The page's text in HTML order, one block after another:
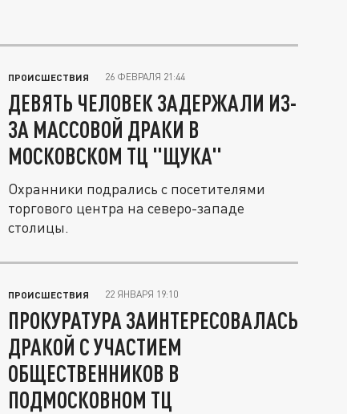
ПРОИСШЕСТВИЯ 26 ФЕВРАЛЯ 21:44
ДЕВЯТЬ ЧЕЛОВЕК ЗАДЕРЖАЛИ ИЗ-
ЗА МАССОВОЙ ДРАКИ В
МОСКОВСКОМ ТЦ "ЩУКА"
Охранники подрались с посетителями
торгового центра на северо-западе
столицы.
ПРОИСШЕСТВИЯ 22 ЯНВАРЯ 19:10
ПРОКУРАТУРА ЗАИНТЕРЕСОВАЛАСЬ
ДРАКОЙ С УЧАСТИЕМ
ОБЩЕСТВЕННИКОВ В
ПОДМОСКОВНОМ ТЦ